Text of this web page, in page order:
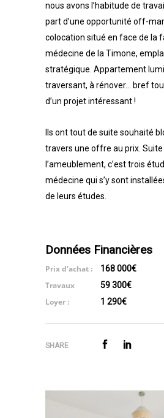
nous avons l’habitude de
part d’une opportunité off-
colocation situé en face de la
médecine de la Timone,
stratégique. Appartement
traversant, à rénover… bref
d’un projet intéressant !
Ils ont tout de suite souhaité
travers une offre au prix.
l’ameublement, c’est trois
médecine qui s’y sont
de leurs études.
Données Financières
Prix d'achat : 168 000€
Travaux 59 300€
Loyer : 1 290€
SHARE